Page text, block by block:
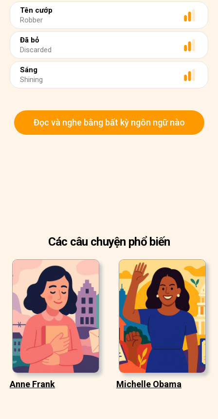
Tên cướp
Robber
Đã bỏ
Discarded
Sáng
Shining
Đọc và nghe bằng bất kỳ ngôn ngữ nào
Các câu chuyện phổ biến
Anne Frank Michelle Obama